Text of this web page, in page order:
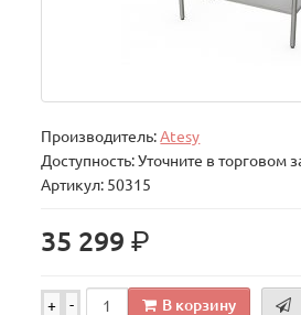
Производитель:Atesy
Доступность: Уточните в торговом
Артикул: 50315
35 299р.
+ - В корзину